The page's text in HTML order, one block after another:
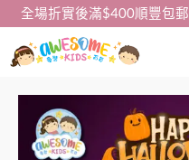
全場折實後滿$400順豐包郵
Halloween
系
列